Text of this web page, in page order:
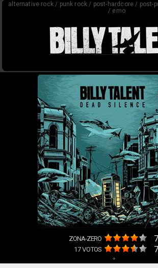
COMUNIDAD
FEEEDBACK
alternative rock / punk rock / post-hardcore / post-
/ emo
ZONA-ZERO
17VOTOS
+